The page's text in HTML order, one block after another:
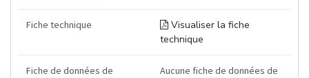
Fiche technique
Visualiser la fiche
technique
Fiche de données de
Aucune fiche de données de